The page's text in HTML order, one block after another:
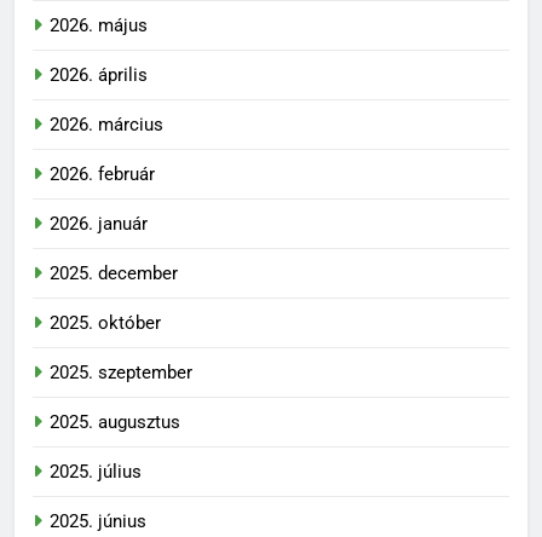
2026. május
2026. április
2026. március
2026. február
2026. január
2025. december
2025. október
2025. szeptember
2025. augusztus
2025. július
2025. június